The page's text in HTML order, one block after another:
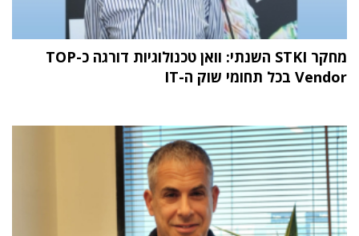
מחקר STKI השנתי: וואן טכנולוגיות דורגה כ-TOP
Vendor בכל תחומי שוק ה-IT